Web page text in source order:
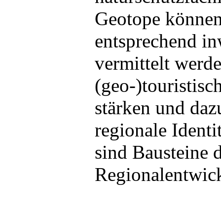
Geotope
entsprechend
vermittelt
(geo-
stärken und
regionale
sind Bausteine